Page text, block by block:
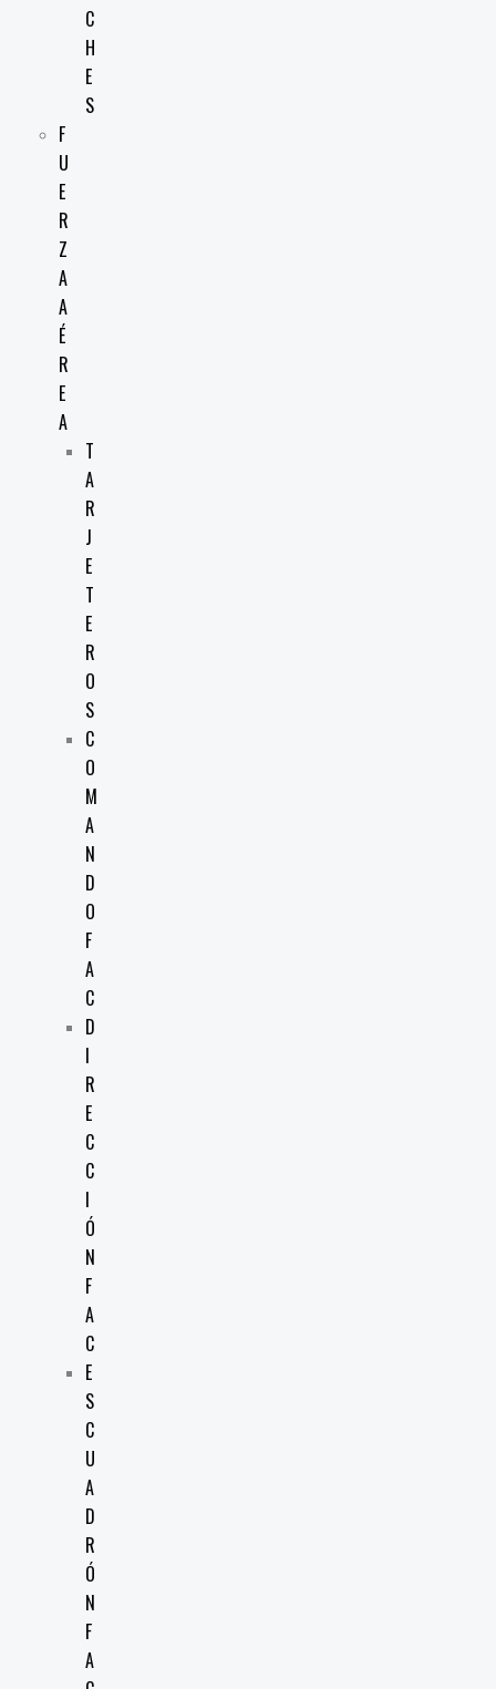
C
H
E
S
F
U
E
R
Z
A
A
É
R
E
A
T
A
R
J
E
T
E
R
O
S
C
O
M
A
N
D
O
F
A
C
D
I
R
E
C
C
I
Ó
N
F
A
C
E
S
C
U
A
D
R
Ó
N
F
A